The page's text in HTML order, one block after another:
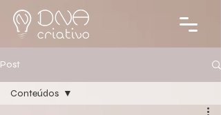
Post
Conteúdos